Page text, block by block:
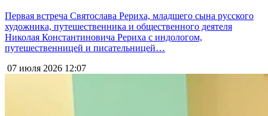
Первая встреча Святослава Рериха, младшего сына русского
художника, путешественника и общественного деятеля
Николая Константиновича Рериха с индологом,
путешественницей и писательницей…
07 июля 2026 12:07